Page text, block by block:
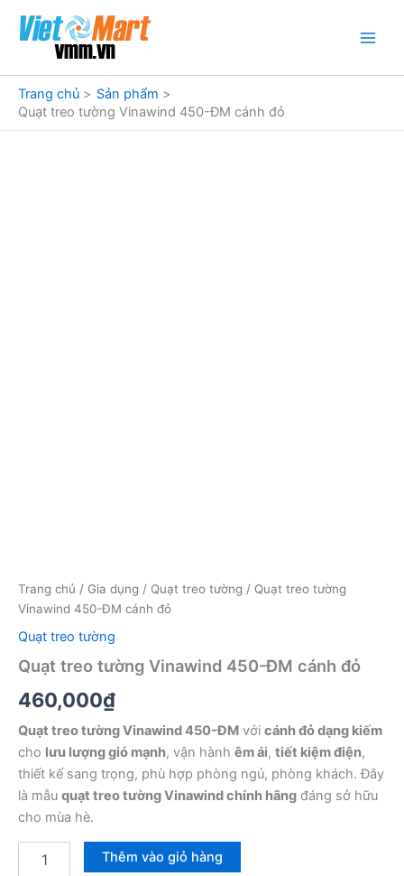
dung
Trang chủ
Sản phẩm
Quạt treo tường Vinawind 450-ĐM cánh đỏ
Trang chủ / Gia dụng / Quạt treo tường / Quạt treo tường
Vinawind 450-ĐM cánh đỏ
Quạt treo tường
Quạt treo tường Vinawind 450-ĐM cánh đỏ
460,000₫
Quạt treo tường Vinawind 450-ĐM với cánh đỏ dạng kiếm
cho lưu lượng gió mạnh, vận hành êm ái, tiết kiệm điện,
thiết kế sang trọng, phù hợp phòng ngủ, phòng khách. Đây
là mẫu quạt treo tường Vinawind chính hãng đáng sở hữu
cho mùa hè.
Thêm vào giỏ hàng